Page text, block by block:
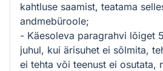
kahtluse saamist, teatama
andmebüroole;
- Käesoleva paragrahvi lõiget
juhul, kui ärisuhet ei sõlmita,
ei tehta või teenust ei osutata,